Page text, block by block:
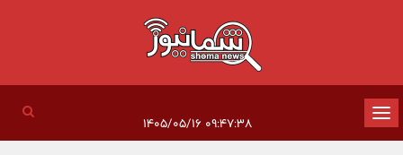
تغییر
وضعیت